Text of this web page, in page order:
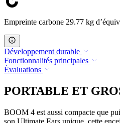
Empreinte carbone 29.77 kg
Développement durable
Fonctionnalités principales
Évaluations
PORTABLE ET
BOOM 4 est aussi compacte que